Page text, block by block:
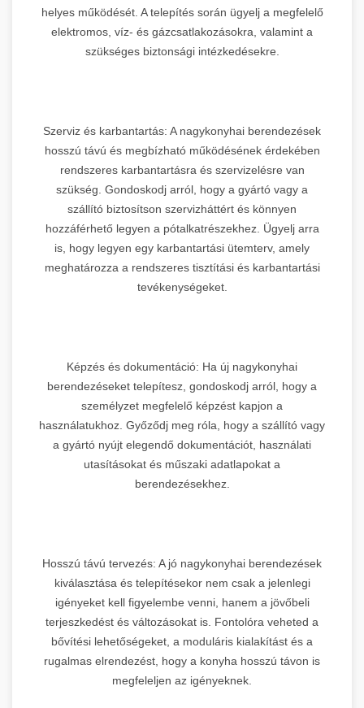
helyes működését. A telepítés során ügyelj a megfelelő
elektromos, víz- és gázcsatlakozásokra, valamint a
szükséges biztonsági intézkedésekre.
Szerviz és karbantartás: A nagykonyhai berendezések
hosszú távú és megbízható működésének érdekében
rendszeres karbantartásra és szervizelésre van
szükség. Gondoskodj arról, hogy a gyártó vagy a
szállító biztosítson szervizháttért és könnyen
hozzáférhető legyen a pótalkatrészekhez. Ügyelj arra
is, hogy legyen egy karbantartási ütemterv, amely
meghatározza a rendszeres tisztítási és karbantartási
tevékenységeket.
Képzés és dokumentáció: Ha új nagykonyhai
berendezéseket telepítesz, gondoskodj arról, hogy a
személyzet megfelelő képzést kapjon a
használatukhoz. Győződj meg róla, hogy a szállító vagy
a gyártó nyújt elegendő dokumentációt, használati
utasításokat és műszaki adatlapokat a
berendezésekhez.
Hosszú távú tervezés: A jó nagykonyhai berendezések
kiválasztása és telepítésekor nem csak a jelenlegi
igényeket kell figyelembe venni, hanem a jövőbeli
terjeszkedést és változásokat is. Fontolóra veheted a
bővítési lehetőségeket, a moduláris kialakítást és a
rugalmas elrendezést, hogy a konyha hosszú távon is
megfeleljen az igényeknek.